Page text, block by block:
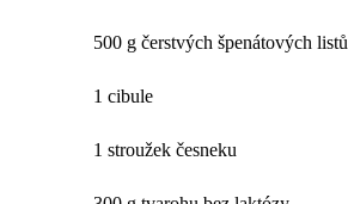
500 g čerstvých špenátových listů
1 cibule
1 stroužek česneku